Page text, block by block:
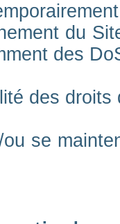
du
des
des
se